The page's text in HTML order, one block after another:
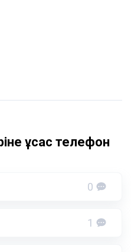
ұқсас телефон
0
1